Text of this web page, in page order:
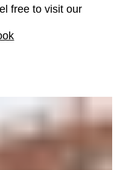
free to visit our